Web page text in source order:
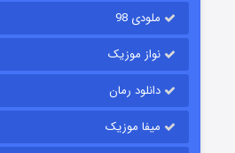
ملودی 98
نواز موزیک
دانلود رمان
میفا موزیک